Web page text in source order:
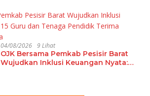
Tradisi Keilmuan
04/08/2026 9 Lihat
OJK Bersama Pemkab Pesisir Barat
Wujudkan Inklusi Keuangan Nyata: